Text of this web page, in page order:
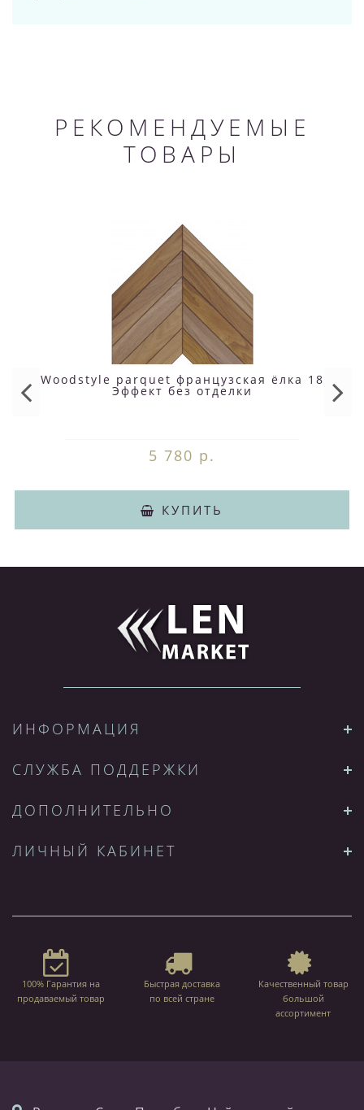
РЕКОМЕНДУЕМЫЕ
ТОВАРЫ
Woodstyle parquet французская ёлка 18
Эффект без отделки
5 780 р.
КУПИТЬ
ИНФОРМАЦИЯ
СЛУЖБА ПОДДЕРЖКИ
ДОПОЛНИТЕЛЬНО
ЛИЧНЫЙ КАБИНЕТ
100% Гарантия на
продаваемый товар
Быстрая доставка
по всей стране
Качественный товар
большой
ассортимент